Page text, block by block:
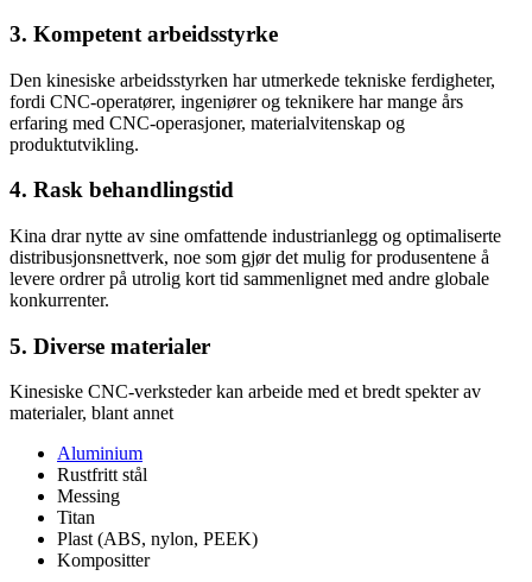
3. Kompetent arbeidsstyrke
Den kinesiske arbeidsstyrken har utmerkede tekniske ferdigheter,
fordi CNC-operatører, ingeniører og teknikere har mange års
erfaring med CNC-operasjoner, materialvitenskap og
produktutvikling.
4. Rask behandlingstid
Kina drar nytte av sine omfattende industrianlegg og optimaliserte
distribusjonsnettverk, noe som gjør det mulig for produsentene å
levere ordrer på utrolig kort tid sammenlignet med andre globale
konkurrenter.
5. Diverse materialer
Kinesiske CNC-verksteder kan arbeide med et bredt spekter av
materialer, blant annet
Aluminium
Rustfritt stål
Messing
Titan
Plast (ABS, nylon, PEEK)
Kompositter